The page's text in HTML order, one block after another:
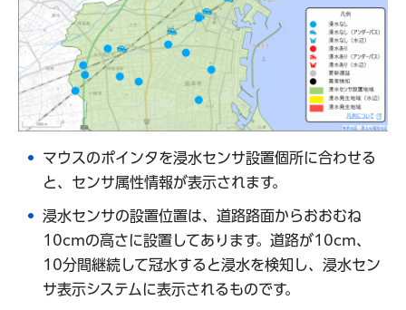
マウスのポインタを浸水センサ設置個所に合わせる
と、センサ属性情報が表示されます。
浸水センサの設置位置は、道路路面からおおむね
10cmの高さに設置してあります。道路が10cm、
10分間継続して冠水すると浸水を検知し、浸水セン
サ表示システムに表示されるものです。